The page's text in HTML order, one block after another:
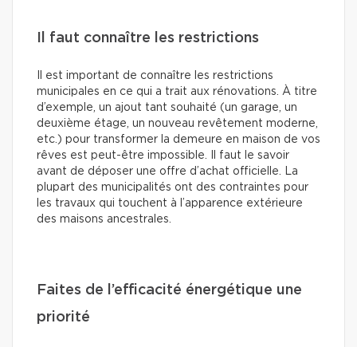
Il faut connaître les restrictions
Il est important de connaître les restrictions
municipales en ce qui a trait aux rénovations. À titre
d’exemple, un ajout tant souhaité (un garage, un
deuxième étage, un nouveau revêtement moderne,
etc.) pour transformer la demeure en maison de vos
rêves est peut-être impossible. Il faut le savoir
avant de déposer une offre d’achat officielle. La
plupart des municipalités ont des contraintes pour
les travaux qui touchent à l’apparence extérieure
des maisons ancestrales.
Faites de l’efficacité énergétique une
priorité